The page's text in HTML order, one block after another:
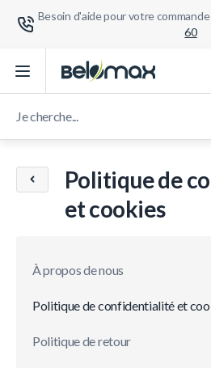
Besoin d'aide pour votre commande
60
Politique de
et cookies
À propos de nous
Politique de confidentialité et
Politique de retour